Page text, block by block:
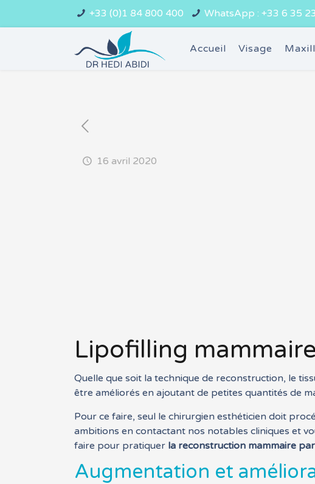
+33 (0)1 84 800 400 WhatsApp : +33 6 35
Accueil Visage
16 avril 2020
Lipofilling
Quelle que soit la technique de reconstruction, le
être améliorés en ajoutant de petites quantités de
Pour ce faire, seul le chirurgien esthéticien doit
ambitions en contactant nos notables cliniques et
faire pour pratiquer la reconstruction mammaire
Augmentation et